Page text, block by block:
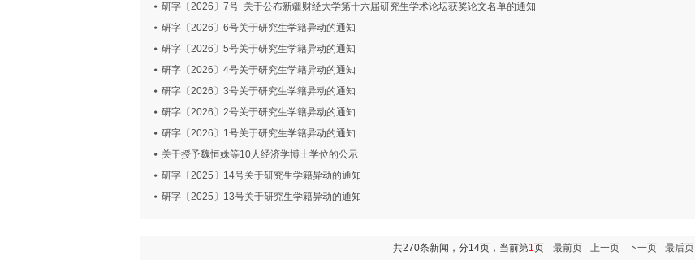
研字〔2026〕7号 关于公布新疆财经大学第十六届研究生学术论坛获奖论文名单的通知
研字〔2026〕6号关于研究生学籍异动的通知
研字〔2026〕5号关于研究生学籍异动的通知
研字〔2026〕4号关于研究生学籍异动的通知
研字〔2026〕3号关于研究生学籍异动的通知
研字〔2026〕2号关于研究生学籍异动的通知
研字〔2026〕1号关于研究生学籍异动的通知
关于授予魏恒姝等10人经济学博士学位的公示
研字〔2025〕14号关于研究生学籍异动的通知
研字〔2025〕13号关于研究生学籍异动的通知
共270条新闻，分14页，当前第1页 最前页 上一页 下一页 最后页